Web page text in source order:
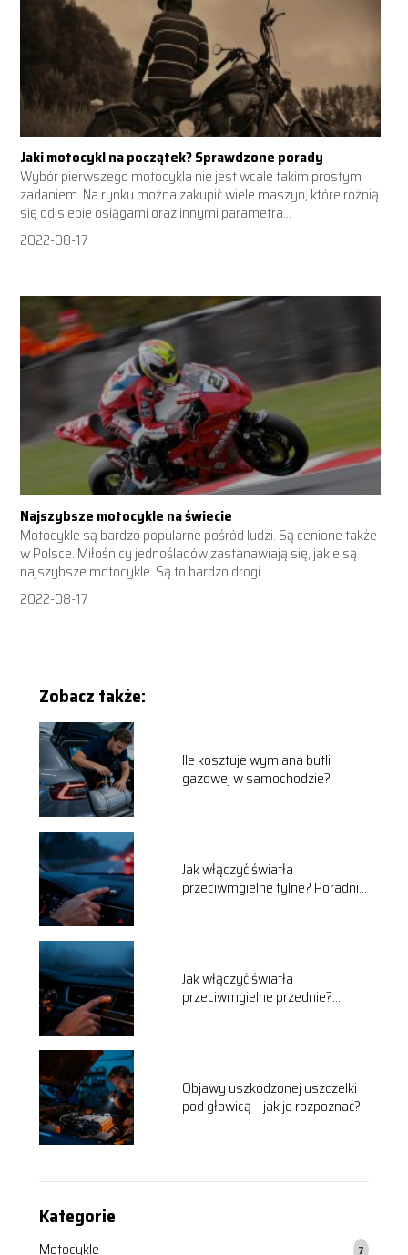
Jaki motocykl na początek? Sprawdzone porady
Wybór pierwszego motocykla nie jest wcale takim prostym
zadaniem. Na rynku można zakupić wiele maszyn, które różnią
się od siebie osiągami oraz innymi parametra...
2022-08-17
Najszybsze motocykle na świecie
Motocykle są bardzo popularne pośród ludzi. Są cenione także
w Polsce. Miłośnicy jednośladów zastanawiają się, jakie są
najszybsze motocykle. Są to bardzo drogi...
2022-08-17
Zobacz także:
Ile kosztuje wymiana butli
gazowej w samochodzie?
Jak włączyć światła
przeciwmgielne tylne? Poradnik
Jak włączyć światła
przeciwmgielne przednie?
Objawy uszkodzonej uszczelki
pod głowicą – jak je rozpoznać?
Kategorie
Motocykle 7